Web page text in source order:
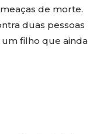
de morte.
duas pessoas
filho que ainda